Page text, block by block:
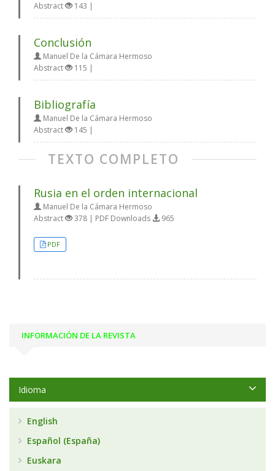
Abstract
143 |
Conclusión
Manuel De la Cámara Hermoso
Abstract
115 |
Bibliografía
Manuel De la Cámara Hermoso
Abstract
145 |
TEXTO COMPLETO
Rusia en el orden internacional
Manuel De la Cámara Hermoso
Abstract
378 | PDF Downloads 965
PDF
INFORMACIÓN DE LA REVISTA
Idioma
English
Español (España)
Euskara